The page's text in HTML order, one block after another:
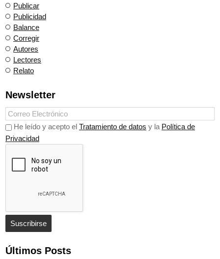
Publicar
Publicidad
Balance
Corregir
Autores
Lectores
Relato
Newsletter
He leído y acepto el Tratamiento de datos y la Política de
Privacidad
Últimos Posts